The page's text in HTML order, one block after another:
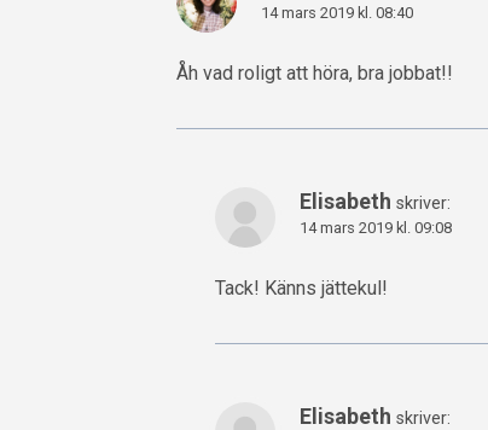
14 mars 2019 kl. 08:40
Åh vad roligt att höra, bra jobbat!!
Elisabeth skriver:
14 mars 2019 kl. 09:08
Tack! Känns jättekul!
Elisabeth skriver: